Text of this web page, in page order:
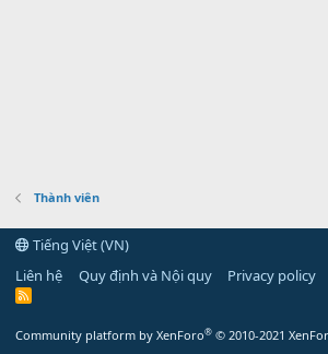
Thành viên
Tiếng Việt (VN)
Liên hệ
Quy định và Nội quy Privacy policy
R
Community platform by XenForo® © 2010-2021